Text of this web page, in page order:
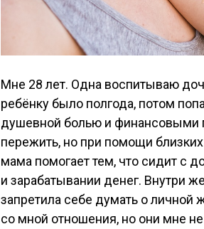
Мне 28 лет. Одна воспитываю
ребёнку было полгода, потом
душевной болью и финансовыми
пережить, но при помощи
мама помогает тем, что сидит с
и зарабатывании денег. Внутри
запретила себе думать о личной
со мной отношения, но они мне